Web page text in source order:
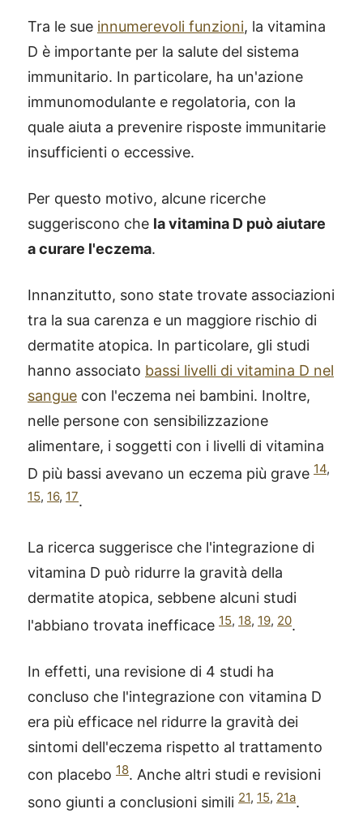
Tra le sue innumerevoli funzioni, la vitamina
D è importante per la salute del sistema
immunitario. In particolare, ha un'azione
immunomodulante e regolatoria, con la
quale aiuta a prevenire risposte immunitarie
insufficienti o eccessive.
Per questo motivo, alcune ricerche
suggeriscono che la vitamina D può aiutare
a curare l'eczema.
Innanzitutto, sono state trovate associazioni
tra la sua carenza e un maggiore rischio di
dermatite atopica. In particolare, gli studi
hanno associato bassi livelli di vitamina D nel
sangue con l'eczema nei bambini. Inoltre,
nelle persone con sensibilizzazione
alimentare, i soggetti con i livelli di vitamina
D più bassi avevano un eczema più grave 14,
15, 16, 17.
La ricerca suggerisce che l'integrazione di
vitamina D può ridurre la gravità della
dermatite atopica, sebbene alcuni studi
l'abbiano trovata inefficace 15, 18, 19, 20.
In effetti, una revisione di 4 studi ha
concluso che l'integrazione con vitamina D
era più efficace nel ridurre la gravità dei
sintomi dell'eczema rispetto al trattamento
con placebo 18. Anche altri studi e revisioni
sono giunti a conclusioni simili 21, 15, 21a.